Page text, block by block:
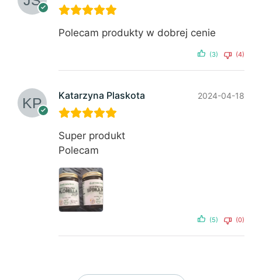
Polecam produkty w dobrej cenie
(3) (4)
Katarzyna Plaskota 2024-04-18
Super produkt
Polecam
(5) (0)